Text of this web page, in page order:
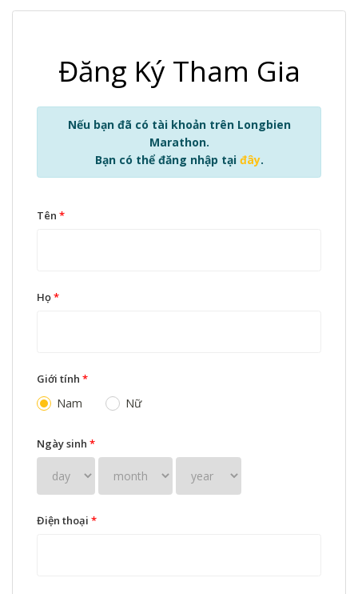
Đăng Ký Tham Gia
Nếu bạn đã có tài khoản trên Longbien
Marathon.
Bạn có thể đăng nhập tại đây.
Tên *
Họ*
Giới tính *
Nam Nữ
Ngày sinh *
Điện thoại *